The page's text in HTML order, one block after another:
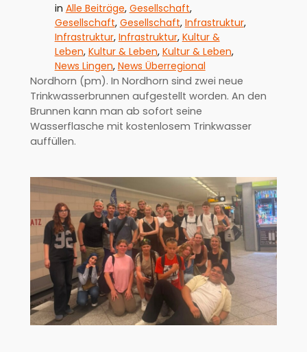
in Alle Beiträge, Gesellschaft,
Gesellschaft, Gesellschaft, Infrastruktur,
Infrastruktur, Infrastruktur, Kultur &
Leben, Kultur & Leben, Kultur & Leben,
News Lingen, News Überregional
Nordhorn (pm). In Nordhorn sind zwei neue
Trinkwasserbrunnen aufgestellt worden. An den
Brunnen kann man ab sofort seine
Wasserflasche mit kostenlosem Trinkwasser
auffüllen.